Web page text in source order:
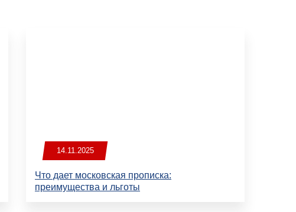
14.11.2025
Что дает московская прописка:
преимущества и льготы